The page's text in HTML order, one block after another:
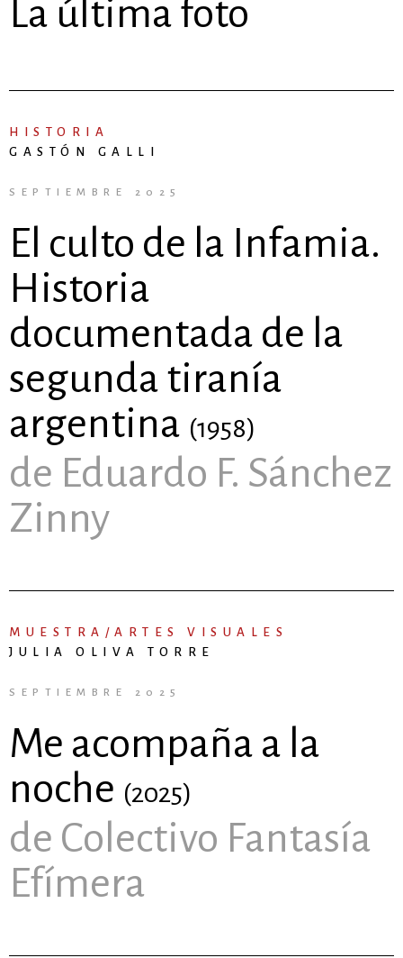
La última foto
HISTORIA
GASTÓN GALLI
SEPTIEMBRE 2025
El culto de la Infamia.
Historia
documentada de la
segunda tiranía
argentina (1958)
de Eduardo F. Sánchez
Zinny
MUESTRA/ARTES VISUALES
JULIA OLIVA TORRE
SEPTIEMBRE 2025
Me acompaña a la
noche (2025)
de Colectivo Fantasía
Efímera